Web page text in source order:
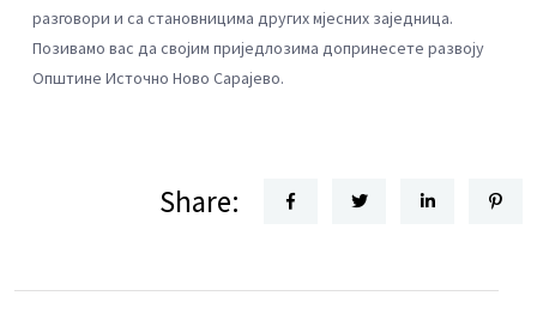
разговори и са становницима других мјесних заједница.
Позивамо вас да својим приједлозима допринесете развоју
Општине Источно Ново Сарајево.
Share: